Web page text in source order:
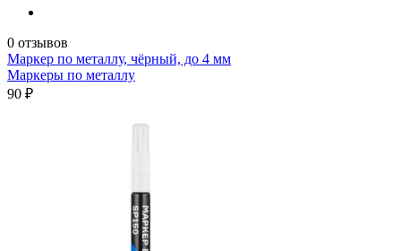
0 отзывов
Маркер по металлу, чёрный, до 4 мм
Маркеры по металлу
90 ₽